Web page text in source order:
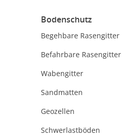
Bodenschutz
Begehbare Rasengitter
Befahrbare Rasengitter
Wabengitter
Sandmatten
Geozellen
Schwerlastböden